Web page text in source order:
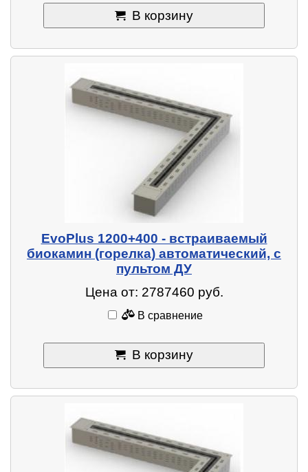
В корзину
EvoPlus 1200+400 - встраиваемый
биокамин (горелка) автоматический, с
пультом ДУ
Цена от: 2787460 руб.
В сравнение
В корзину